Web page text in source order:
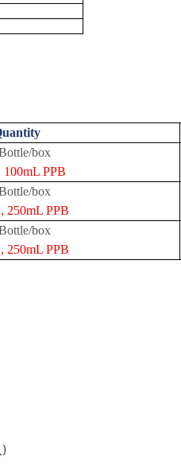
box
100mL PPB
box
250mL PPB
box
250mL PPB